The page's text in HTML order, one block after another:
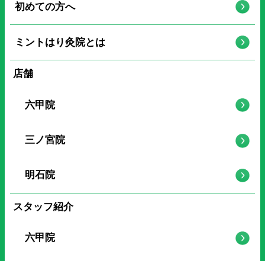
初めての方へ
ミントはり灸院とは
店舗
六甲院
三ノ宮院
明石院
スタッフ紹介
六甲院